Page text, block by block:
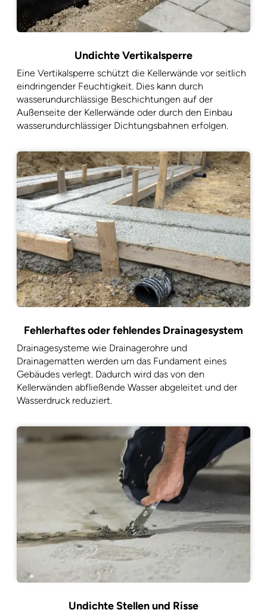
Undichte Vertikalsperre
Eine Vertikalsperre schützt die Kellerwände vor seitlich
eindringender Feuchtigkeit. Dies kann durch
wasserundurchlässige Beschichtungen auf der
Außenseite der Kellerwände oder durch den Einbau
wasserundurchlässiger Dichtungsbahnen erfolgen.
Fehlerhaftes oder fehlendes Drainagesystem
Drainagesysteme wie Drainagerohre und
Drainagematten werden um das Fundament eines
Gebäudes verlegt. Dadurch wird das von den
Kellerwänden abfließende Wasser abgeleitet und der
Wasserdruck reduziert.
Undichte Stellen und Risse